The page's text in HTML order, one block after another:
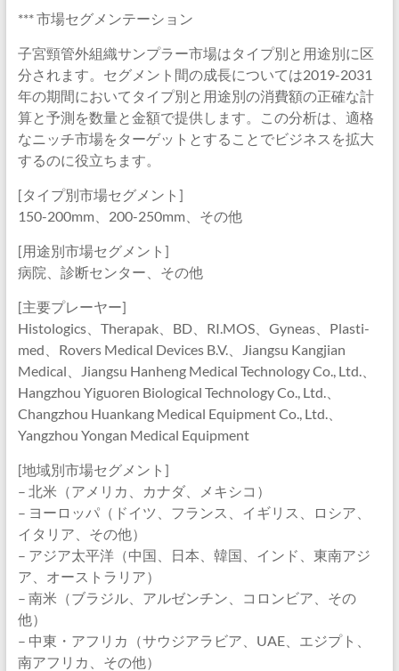
*** 市場セグメンテーション
子宮頸管外組織サンプラー市場はタイプ別と用途別に区
分されます。セグメント間の成長については2019-2031
年の期間においてタイプ別と用途別の消費額の正確な計
算と予測を数量と金額で提供します。この分析は、適格
なニッチ市場をターゲットとすることでビジネスを拡大
するのに役立ちます。
[タイプ別市場セグメント]
150-200mm、200-250mm、その他
[用途別市場セグメント]
病院、診断センター、その他
[主要プレーヤー]
Histologics、Therapak、BD、RI.MOS、Gyneas、Plasti-
med、Rovers Medical Devices B.V.、Jiangsu Kangjian
Medical、Jiangsu Hanheng Medical Technology Co., Ltd.、
Hangzhou Yiguoren Biological Technology Co., Ltd.、
Changzhou Huankang Medical Equipment Co., Ltd.、
Yangzhou Yongan Medical Equipment
[地域別市場セグメント]
– 北米（アメリカ、カナダ、メキシコ）
– ヨーロッパ（ドイツ、フランス、イギリス、ロシア、
イタリア、その他）
– アジア太平洋（中国、日本、韓国、インド、東南アジ
ア、オーストラリア）
– 南米（ブラジル、アルゼンチン、コロンビア、その
他）
– 中東・アフリカ（サウジアラビア、UAE、エジプト、
南アフリカ、その他）